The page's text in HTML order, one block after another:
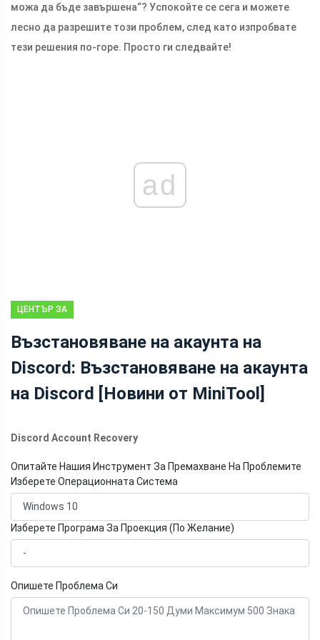
можа да бъде завършена“? Успокойте се сега и можете
лесно да разрешите този проблем, след като изпробвате
тези решения по-горе. Просто ги следвайте!
ad
ЦЕНТЪР ЗА
MINITOOL
Възстановяване на акаунта на
Discord: Възстановяване на акаунта
на Discord [Новини от MiniTool]
Discord Account Recovery
Опитайте Нашия Инструмент За Премахване На Проблемите
Изберете Операционната Система
Изберете Програма За Проекция (По Желание)
Опишете Проблема Си